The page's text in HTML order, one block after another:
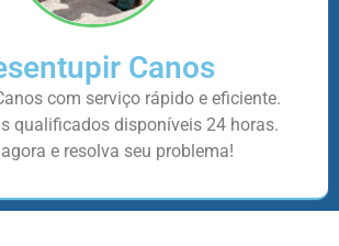
Canos
com serviço rápido e eficiente.
qualificados disponíveis 24 horas.
e resolva seu problema!